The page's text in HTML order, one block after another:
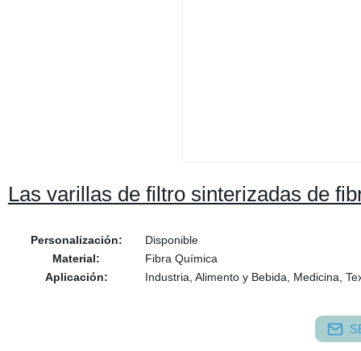
Las varillas de filtro sinterizadas de
Personalización:
Disponible
Material:
Fibra Química
Aplicación:
Industria, Alimento y Bebida, Medicina,